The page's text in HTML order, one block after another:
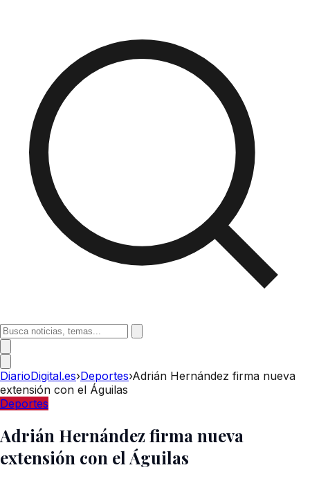
DiarioDigital.es›Deportes›Adrián Hernández firma nueva
extensión con el Águilas
Deportes
Adrián Hernández firma nueva
extensión con el Águilas